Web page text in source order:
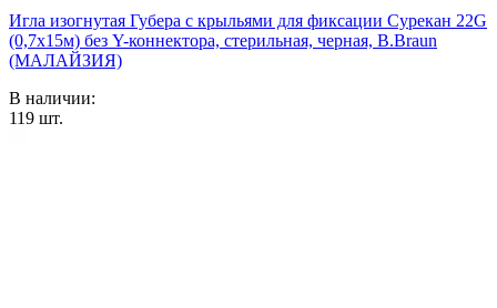
Игла изогнутая Губера с крыльями для фиксации Сурекан 22G
(0,7х15м) без Y-коннектора, стерильная, черная, B.Braun
(МАЛАЙЗИЯ)
В наличии:
119 шт.